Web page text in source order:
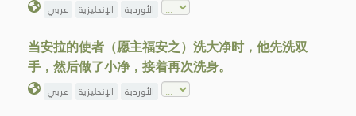
عربي الإنجليزية الأوردية
当安拉的使者（愿主福安之）洗大净时，他先洗双
手，然后做了小净，接着再次洗身。
عربي الإنجليزية الأوردية